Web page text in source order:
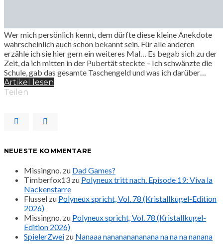
Wer mich persönlich kennt, dem dürfte diese kleine Anekdote
wahrscheinlich auch schon bekannt sein. Für alle anderen
erzähle ich sie hier gern ein weiteres Mal… Es begab sich zu der
Zeit, da ich mitten in der Pubertät steckte – Ich schwänzte die
Schule, gab das gesamte Taschengeld und was ich darüber…
Artikel lesen
Teilen
NEUESTE KOMMENTARE
Missingno. zu Dad Games?
Timberfox13 zu Polyneux tritt nach. Episode 19: Viva la
Nackenstarre
Flussel zu Polyneux spricht, Vol. 78 (Kristallkugel-Edition
2026)
Missingno. zu Polyneux spricht, Vol. 78 (Kristallkugel-
Edition 2026)
SpielerZwei zu Nanaaa nanananananana na na na nanana